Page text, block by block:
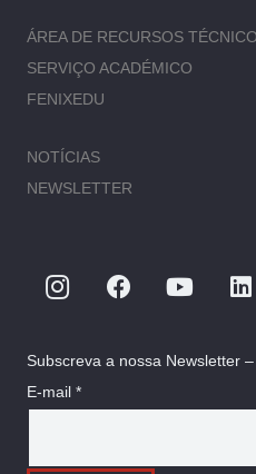
ÁREA DE RECURSOS
SERVIÇO ACADÉMICO
FENIXEDU
NOTÍCIAS
NEWSLETTER
Subscreva a nossa Newsletter
E-mail *